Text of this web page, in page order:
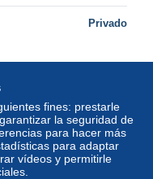
Privado
fines: prestarle
la seguridad de
para hacer más
para adaptar
vídeos y permitirle